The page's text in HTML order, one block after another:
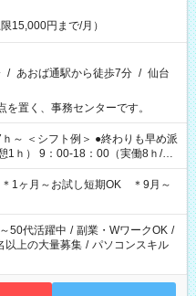
15,000円まで/月）
/ あおば通駅から徒歩7分 / 仙台
置く、事務センターです。
早め派
1ｈ） 9：00-18：00（実働8ｈ/休
1ｈ） ●朝ゆっくり派
1ｈ） 12：00-20：00（実働7ｈ/
働8ｈ/休憩1ｈ） 13：00-22：
ｈ/休憩1ｈ） ＊時間帯固定OK
1ヶ月～お試し短期OK ＊9月～
50代活躍中 / 副業・WワークOK /
以上の大量募集 / パソコンスキル